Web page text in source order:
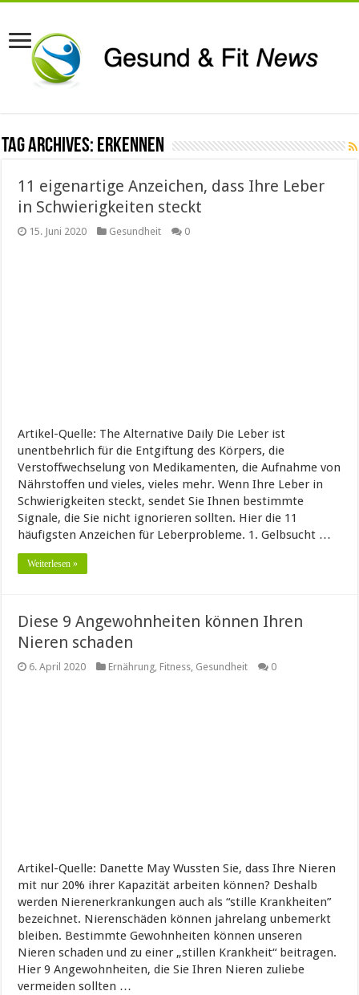
Tag Archives: erkennen
11 eigenartige Anzeichen, dass Ihre Leber
in Schwierigkeiten steckt
15. Juni 2020 Gesundheit 0
Artikel-Quelle: The Alternative Daily Die Leber ist
unentbehrlich für die Entgiftung des Körpers, die
Verstoffwechselung von Medikamenten, die Aufnahme von
Nährstoffen und vieles, vieles mehr. Wenn Ihre Leber in
Schwierigkeiten steckt, sendet Sie Ihnen bestimmte
Signale, die Sie nicht ignorieren sollten. Hier die 11
häufigsten Anzeichen für Leberprobleme. 1. Gelbsucht …
Weiterlesen »
Diese 9 Angewohnheiten können Ihren
Nieren schaden
6. April 2020 Ernährung Fitness Gesundheit 0
Artikel-Quelle: Danette May Wussten Sie, dass Ihre Nieren
mit nur 20% ihrer Kapazität arbeiten können? Deshalb
werden Nierenerkrankungen auch als “stille Krankheiten”
bezeichnet. Nierenschäden können jahrelang unbemerkt
bleiben. Bestimmte Gewohnheiten können unseren
Nieren schaden und zu einer „stillen Krankheit“ beitragen.
Hier 9 Angewohnheiten, die Sie Ihren Nieren zuliebe
vermeiden sollten …